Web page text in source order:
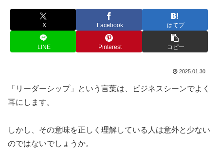
X Facebook はてブ
LINE Pinterest コピー
2025.01.30
「リーダーシップ」という言葉は、ビジネスシーンでよく
耳にします。
しかし、その意味を正しく理解している人は意外と少ない
のではないでしょうか。